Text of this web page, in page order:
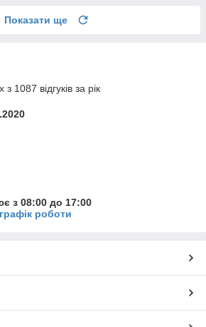
Показати ще
1087 відгуків за рік
з 08:00 до 17:00
роботи